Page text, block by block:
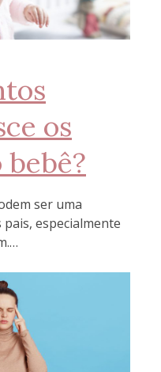
os
ser uma
especialmente